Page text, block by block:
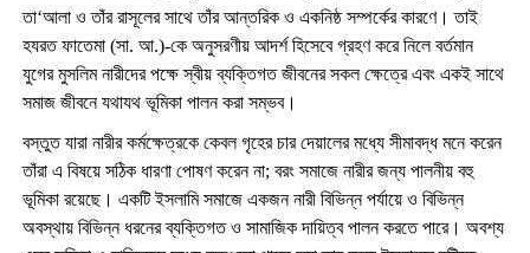
তা‘আলা ও তাঁর রাসূলের সাথে তাঁর আন্তরিক ও একনিষ্ঠ সম্পর্কের কারণে। তাই
হযরত ফাতেমা (সা. আ.)-কে অনুসরণীয় আদর্শ হিসেবে গ্রহণ করে নিলে বর্তমান
যুগের মুসলিম নারীদের পক্ষে স্বীয় ব্যক্তিগত জীবনের সকল ক্ষেত্রে এবং একই সাথে
সমাজ জীবনে যথাযথ ভূমিকা পালন করা সম্ভব।
বস্তুত যারা নারীর কর্মক্ষেত্রকে কেবল গৃহের চার দেয়ালের মধ্যে সীমাবদ্ধ মনে করেন
তাঁরা এ বিষয়ে সঠিক ধারণা পোষণ করেন না; বরং সমাজে নারীর জন্য পালনীয় বহু
ভূমিকা রয়েছে। একটি ইসলামি সমাজে একজন নারী বিভিন্ন পর্যায়ে ও বিভিন্ন
অবস্থায় বিভিন্ন ধরনের ব্যক্তিগত ও সামাজিক দায়িত্ব পালন করতে পারে। অবশ্য